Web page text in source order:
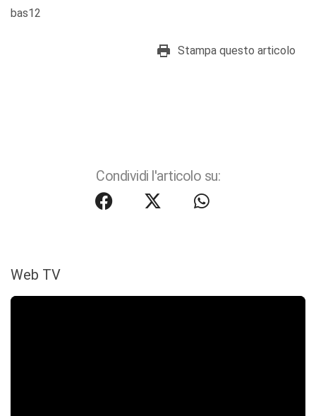
bas12
Stampa questo articolo
Condividi l'articolo su:
Web TV